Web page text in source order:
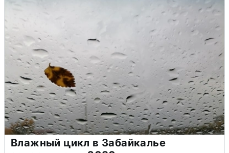
Влажный цикл в Забайкалье